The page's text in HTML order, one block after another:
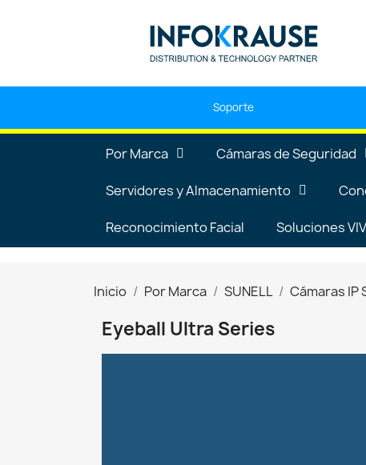
Soporte
Por Marca Cámaras de Seguridad
Servidores y Almacenamiento
Reconocimiento Facial Soluciones
Inicio Por Marca SUNELL Cámaras IP
Eyeball Ultra Series